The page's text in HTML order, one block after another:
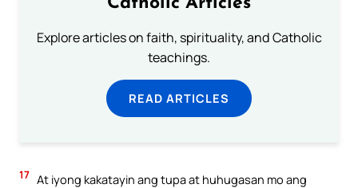
Explore articles on faith, spirituality, and Catholic
teachings.
READ ARTICLES
17 At iyong kakatayin ang tupa at huhugasan mo ang